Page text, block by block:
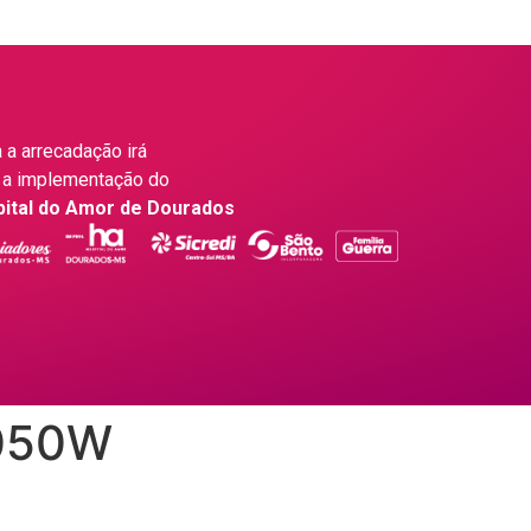
a arrecadação irá
implementação do
do Amor de Dourados